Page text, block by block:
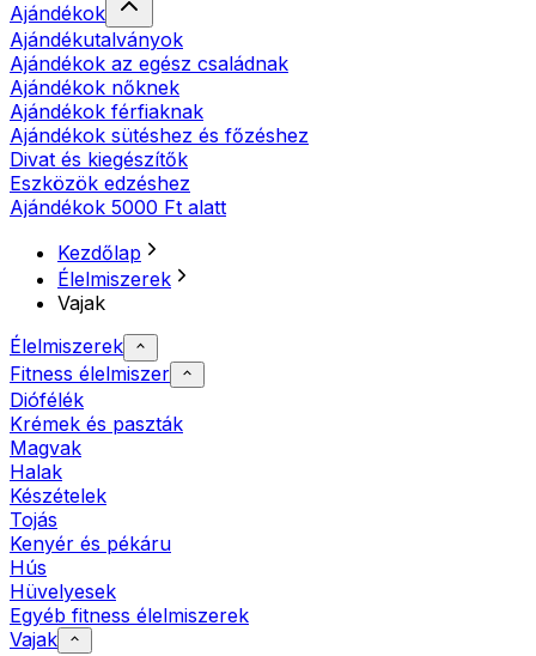
Ajándékok
Ajándékutalványok
Ajándékok az egész családnak
Ajándékok nőknek
Ajándékok férfiaknak
Ajándékok sütéshez és főzéshez
Divat és kiegészítők
Eszközök edzéshez
Ajándékok 5000 Ft alatt
Kezdőlap
Élelmiszerek
Vajak
Élelmiszerek
Fitness élelmiszer
Diófélék
Krémek és paszták
Magvak
Halak
Készételek
Tojás
Kenyér és pékáru
Hús
Hüvelyesek
Egyéb fitness élelmiszerek
Vajak